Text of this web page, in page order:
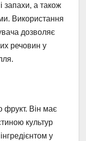
запахи, а також
Використання
дозволяє
речовин у
Він має
культур
у